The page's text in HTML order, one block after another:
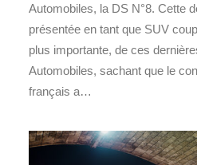
Automobiles, la DS N°8. Cette
présentée en tant que SUV
plus importante, de ces
Automobiles, sachant que le
français a…